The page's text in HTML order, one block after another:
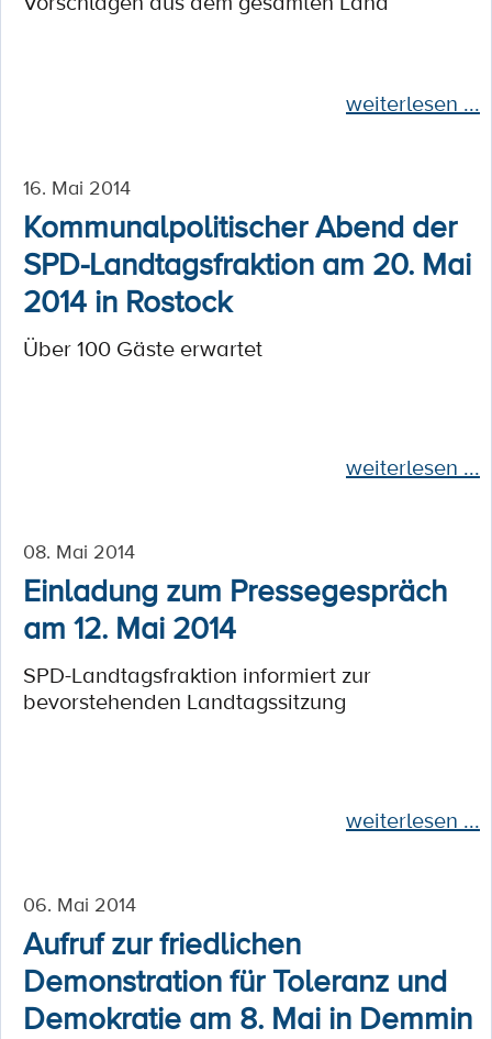
weiterlesen ...
16. Mai 2014
Kommunalpolitischer Abend der
SPD-Landtagsfraktion am 20. Mai
2014 in Rostock
Über 100 Gäste erwartet
weiterlesen ...
08. Mai 2014
Einladung zum Pressegespräch
am 12. Mai 2014
SPD-Landtagsfraktion informiert zur
bevorstehenden Landtagssitzung
weiterlesen ...
06. Mai 2014
Aufruf zur friedlichen
Demonstration für Toleranz und
Demokratie am 8. Mai in Demmin